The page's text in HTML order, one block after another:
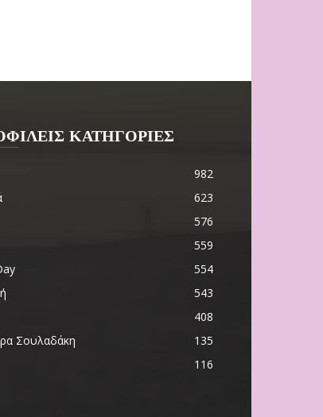
ΚΑΤΗΓΟΡΙΕΣ
982
623
576
559
554
543
408
Σουλαδάκη
135
116